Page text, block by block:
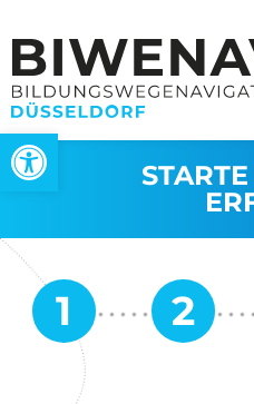
Open toolbar